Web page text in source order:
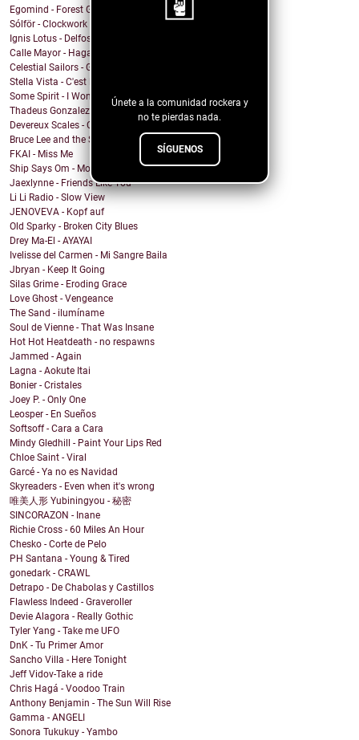
Únete a la comunidad rockera y
no te pierdas nada.
SÍGUENOS
Egomind - Forest Genesis
Sólför - Clockwork Carousel
Ignis Lotus - Delfos
Calle Mayor - Hagamos fuego
Celestial Sailors - Get Back To Dreaming
Stella Vista - C'est la Vie
Some Spirit - I Won't Let You Down
Thadeus Gonzalez - Every Heart Beats
Devereux Scales - Close Your Eyes and Sing!
Bruce Lee and the Streetfighters - Lost Your Head
FKAI - Miss Me
Ship Says Om - Mother Director
Jaexlynne - Friends Like You
Li Li Radio - Slow View
JENOVEVA - Kopf auf
Old Sparky - Broken City Blues
Drey Ma-El - AYAYAI
Ivelisse del Carmen - Mi Sangre Baila
Jbryan - Keep It Going
Silas Grime - Eroding Grace
Love Ghost - Vengeance
The Sand - ilumíname
Soul de Vienne - That Was Insane
Hot Hot Heatdeath - no respawns
Jammed - Again
Lagna - Aokute Itai
Bonier - Cristales
Joey P. - Only One
Leosper - En Sueños
Softsoff - Cara a Cara
Mindy Gledhill - Paint Your Lips Red
Chloe Saint - Viral
Garcé - Ya no es Navidad
Skyreaders - Even when it's wrong
唯美人形 Yubiningyou - 秘密
SINCORAZON - Inane
Richie Cross - 60 Miles An Hour
Chesko - Corte de Pelo
PH Santana - Young & Tired
gonedark - CRAWL
Detrapo - De Chabolas y Castillos
Flawless Indeed - Graveroller
Devie Alagora - Really Gothic
Tyler Yang - Take me UFO
DnK - Tu Primer Amor
Sancho Villa - Here Tonight
Jeff Vidov-Take a ride
Chris Hagá - Voodoo Train
Anthony Benjamin - The Sun Will Rise
Gamma - ANGELI
Sonora Tukukuy - Yambo